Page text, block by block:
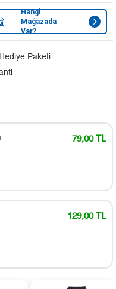
Hangi
Mağazada
Var?
Paketi
79,00 TL
129,00 TL